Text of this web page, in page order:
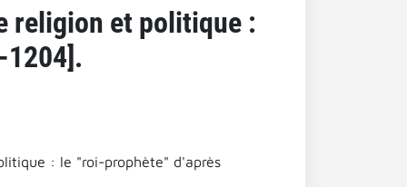
religion et politique :
1204].
: le "roi-prophète" d'après